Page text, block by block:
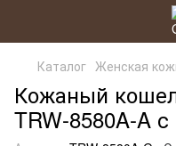
Каталог Женская
Кожаный
TRW-8580A-A